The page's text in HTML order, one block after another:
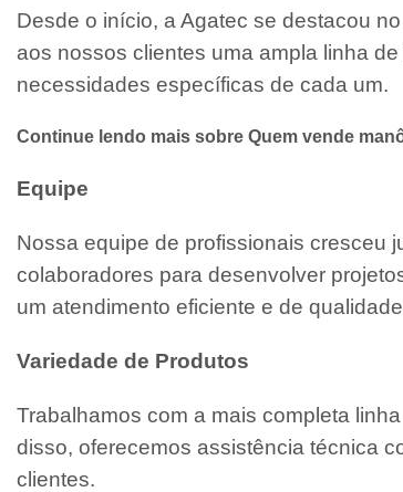
Desde o início, a Agatec se destacou
aos nossos clientes uma ampla linha
necessidades específicas de cada um.
Continue lendo mais sobre Quem vende
Equipe
Nossa equipe de profissionais cresceu
colaboradores para desenvolver
um atendimento eficiente e de
Variedade de Produtos
Trabalhamos com a mais completa
disso, oferecemos assistência técnica
clientes.